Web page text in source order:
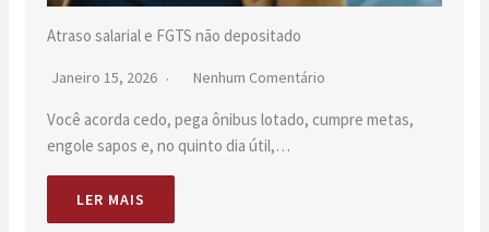
Atraso salarial e FGTS não depositado
Janeiro 15, 2026 Nenhum Comentário
Você acorda cedo, pega ônibus lotado, cumpre metas,
engole sapos e, no quinto dia útil,…
LER MAIS